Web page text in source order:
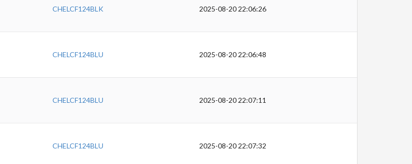
CHELCF124BLK 2025-08-20 22:06:26
CHELCF124BLU 2025-08-20 22:06:48
CHELCF124BLU 2025-08-20 22:07:11
CHELCF124BLU 2025-08-20 22:07:32